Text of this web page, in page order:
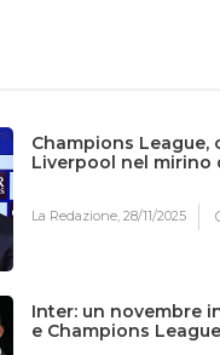
Champions League,
Liverpool nel mirino
La Redazione,28/11/2025
Inter: un novembre
e Champions League